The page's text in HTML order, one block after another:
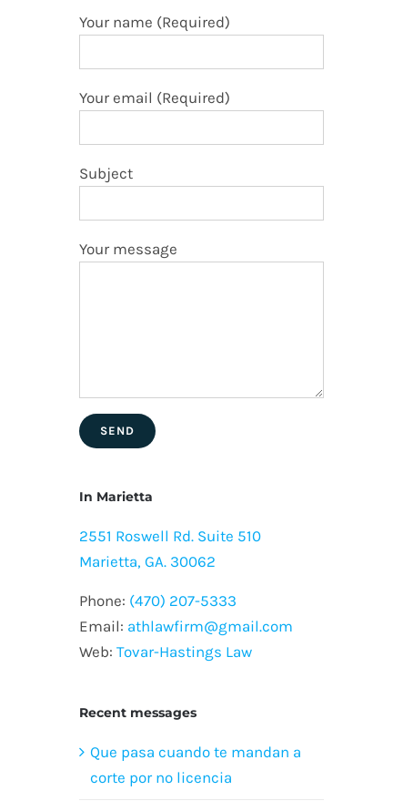
Your name (Required)
Your email (Required)
Subject
Your message
In Marietta
2551 Roswell Rd. Suite 510
Marietta, GA. 30062
Phone: (470) 207-5333
Email: athlawfirm@gmail.com
Web: Tovar-Hastings Law
Recent messages
Que pasa cuando te mandan a
corte por no licencia